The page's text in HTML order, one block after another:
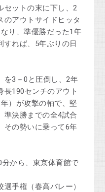
ットの末に下し、2
のアウトサイドヒッタ
り、準優勝だった1年
すれば、5年ぶりの日
3－0と圧倒し、2年
長190センチのアウト
）が攻撃の軸で、堅
準決勝までの全4試合
その勢いに乗って6年
から、東京体育館で
手権（春高バレー）